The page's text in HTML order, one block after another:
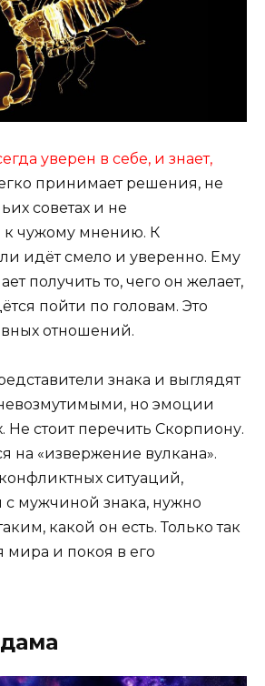
уверен в себе, и знает,
принимает решения, не
советах и не
к чужому мнению. К
идёт смело и уверенно. Ему
получить то, чего он желает,
пойти по головам. Это
отношений.
знака и выглядят
но эмоции
Не стоит перечить Скорпиону.
на «извержение вулкана».
ситуаций,
с мужчиной знака, нужно
какой он есть. Только так
мира и покоя в его